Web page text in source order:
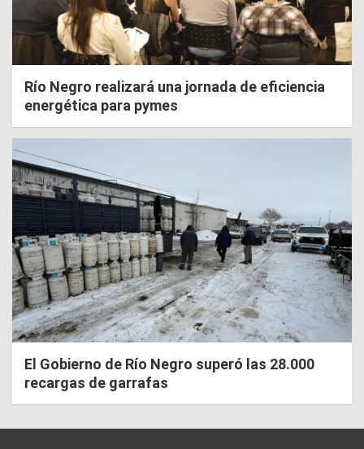
Río Negro realizará una jornada de eficiencia
energética para pymes
El Gobierno de Río Negro superó las 28.000
recargas de garrafas